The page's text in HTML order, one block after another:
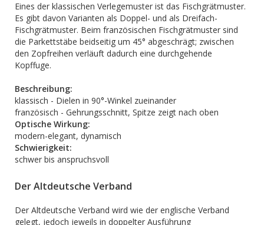
Eines der klassischen Verlegemuster ist das Fischgrätmuster.
Es gibt davon Varianten als Doppel- und als Dreifach-
Fischgrätmuster. Beim französischen Fischgrätmuster sind
die Parkettstäbe beidseitig um 45° abgeschrägt; zwischen
den Zopfreihen verläuft dadurch eine durchgehende
Kopffuge.
Beschreibung:
klassisch - Dielen in 90°-Winkel zueinander
französisch - Gehrungsschnitt, Spitze zeigt nach oben
Optische Wirkung:
modern-elegant, dynamisch
Schwierigkeit:
schwer bis anspruchsvoll
Der Altdeutsche Verband
Der Altdeutsche Verband wird wie der englische Verband
gelegt, jedoch jeweils in doppelter Ausführung